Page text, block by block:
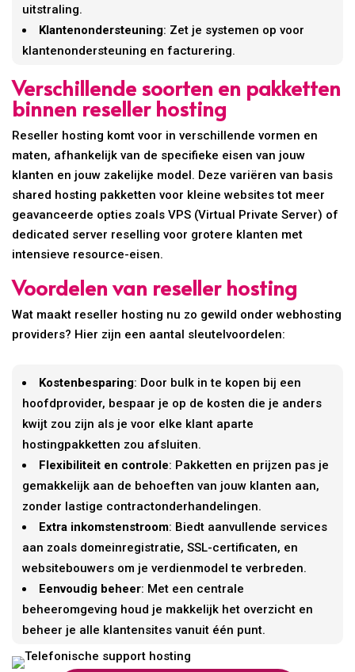
uitstraling.
Klantenondersteuning: Zet je systemen op voor
klantenondersteuning en facturering.
Verschillende soorten en pakketten
binnen reseller hosting
Reseller hosting komt voor in verschillende vormen en
maten, afhankelijk van de specifieke eisen van jouw
klanten en jouw zakelijke model. Deze variëren van basis
shared hosting pakketten voor kleine websites tot meer
geavanceerde opties zoals VPS (Virtual Private Server) of
dedicated server reselling voor grotere klanten met
intensieve resource-eisen.
Voordelen van reseller hosting
Wat maakt reseller hosting nu zo gewild onder webhosting
providers? Hier zijn een aantal sleutelvoordelen:
Kostenbesparing: Door bulk in te kopen bij een
hoofdprovider, bespaar je op de kosten die je anders
kwijt zou zijn als je voor elke klant aparte
hostingpakketten zou afsluiten.
Flexibiliteit en controle: Pakketten en prijzen pas je
gemakkelijk aan de behoeften van jouw klanten aan,
zonder lastige contractonderhandelingen.
Extra inkomstenstroom: Biedt aanvullende services
aan zoals domeinregistratie, SSL-certificaten, en
websitebouwers om je verdienmodel te verbreden.
Eenvoudig beheer: Met een centrale
beheeromgeving houd je makkelijk het overzicht en
beheer je alle klantensites vanuit één punt.